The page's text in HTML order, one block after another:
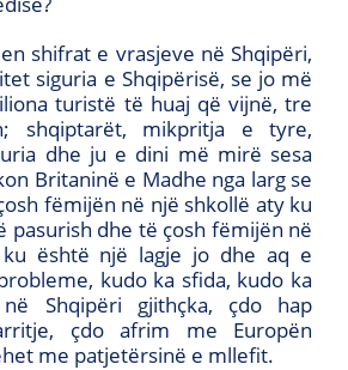
shifrat e vrasjeve në Shqipëri,
siguria e Shqipërisë, se jo më
turistë të huaj që vijnë, tre
shqiptarët, mikpritja e tyre,
dhe ju e dini më mirë sesa
Britaninë e Madhe nga larg se
fëmijën në një shkollë aty ku
pasurish dhe të çosh fëmijën në
është një lagje jo dhe aq e
kudo ka sfida, kudo ka
Shqipëri gjithçka, çdo hap
çdo afrim me Europën
me patjetërsinë e mllefit.